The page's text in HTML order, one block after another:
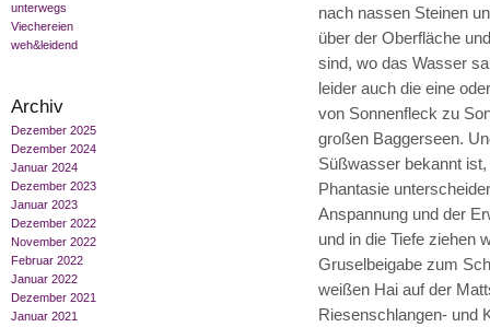
unterwegs
Viechereien
weh&leidend
Archiv
Dezember 2025
Dezember 2024
Januar 2024
Dezember 2023
Januar 2023
Dezember 2022
November 2022
Februar 2022
Januar 2022
Dezember 2021
Januar 2021
nach nassen Steinen
über der Oberfläche
sind, wo das Wasser
leider auch die eine
von Sonnenfleck zu
großen Baggerseen.
Süßwasser bekannt
Phantasie
Anspannung und der
und in die Tiefe ziehen
Gruselbeigabe zum
weißen Hai auf der
Riesenschlangen- und